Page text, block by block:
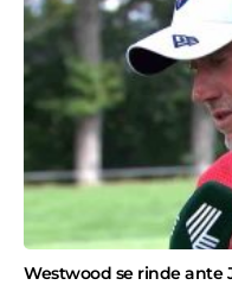
Westwood se rinde ante